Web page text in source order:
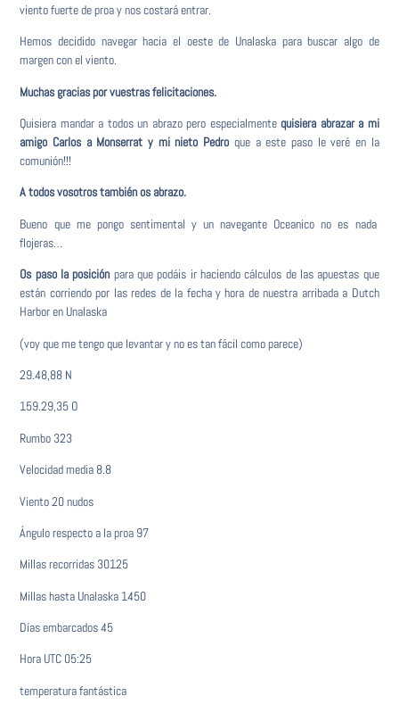
viento fuerte de proa y nos costará entrar.
Hemos decidido navegar hacia el oeste de Unalaska para buscar algo de
margen con el viento.
Muchas gracias por vuestras felicitaciones.
Quisiera mandar a todos un abrazo pero especialmentequisiera abrazar a mi
amigo Carlos a Monserrat y mi nieto Pedro que a este paso le veré en la
comunión!!!
A todos vosotros también os abrazo.
Bueno que me pongo sentimental y un navegante Oceanico no es nada
flojeras…
Os paso la posición para que podáis ir haciendo cálculos de las apuestas que
están corriendo por las redes de la fecha y hora de nuestra arribada a Dutch
Harbor en Unalaska
(voy que me tengo que levantar y no es tan fácil como parece)
29.48,88 N
159.29,35 O
Rumbo 323
Velocidad media 8.8
Viento 20 nudos
Ángulo respecto a la proa 97
Millas recorridas 30125
Millas hasta Unalaska 1450
Días embarcados 45
Hora UTC 05:25
temperatura fantástica